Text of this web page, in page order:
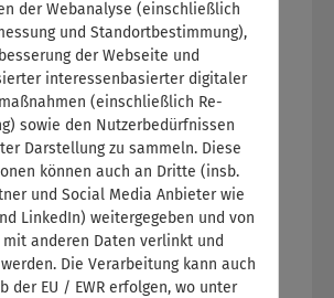
für Azubis:
Vorlagen für die Erstellung der
der Webanalyse (einschließlich
und Standortbestimmung),
der Webseite und
interessenbasierter digitaler
(einschließlich Re-
sowie den Nutzerbedürfnissen
Darstellung zu sammeln. Diese
können auch an Dritte (insb.
und Social Media Anbieter wie
LinkedIn) weitergegeben und von
mit anderen Daten verlinkt und
Die Verarbeitung kann auch
der EU / EWR erfolgen, wo unter